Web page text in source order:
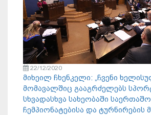
22/12/2020
მიხეილ ჩხენკელი: „ჩვენი
მომავალშიც გააგრძელებს
სხვადასხვა სახეობაში
ჩემპიონატებისა და ტურნირების